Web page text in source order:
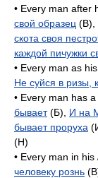
• Every man after
свой образец (B),
скота своя
каждой пичужки
• Every man as
Не суйся в ризы,
• Every man has
бывает(Б), И на
бывает проруха
(H)
• Every man in his
человеку рознь